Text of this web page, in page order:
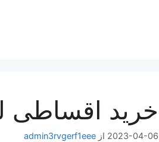
خرید اقساطی
2023-04-06 از admin3rvgerf1eee